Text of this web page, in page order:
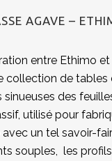
AGAVE –
entre Ethimo
collection de tables
sinueuses des
utilisé pour
un tel savoir-
souples, les profils